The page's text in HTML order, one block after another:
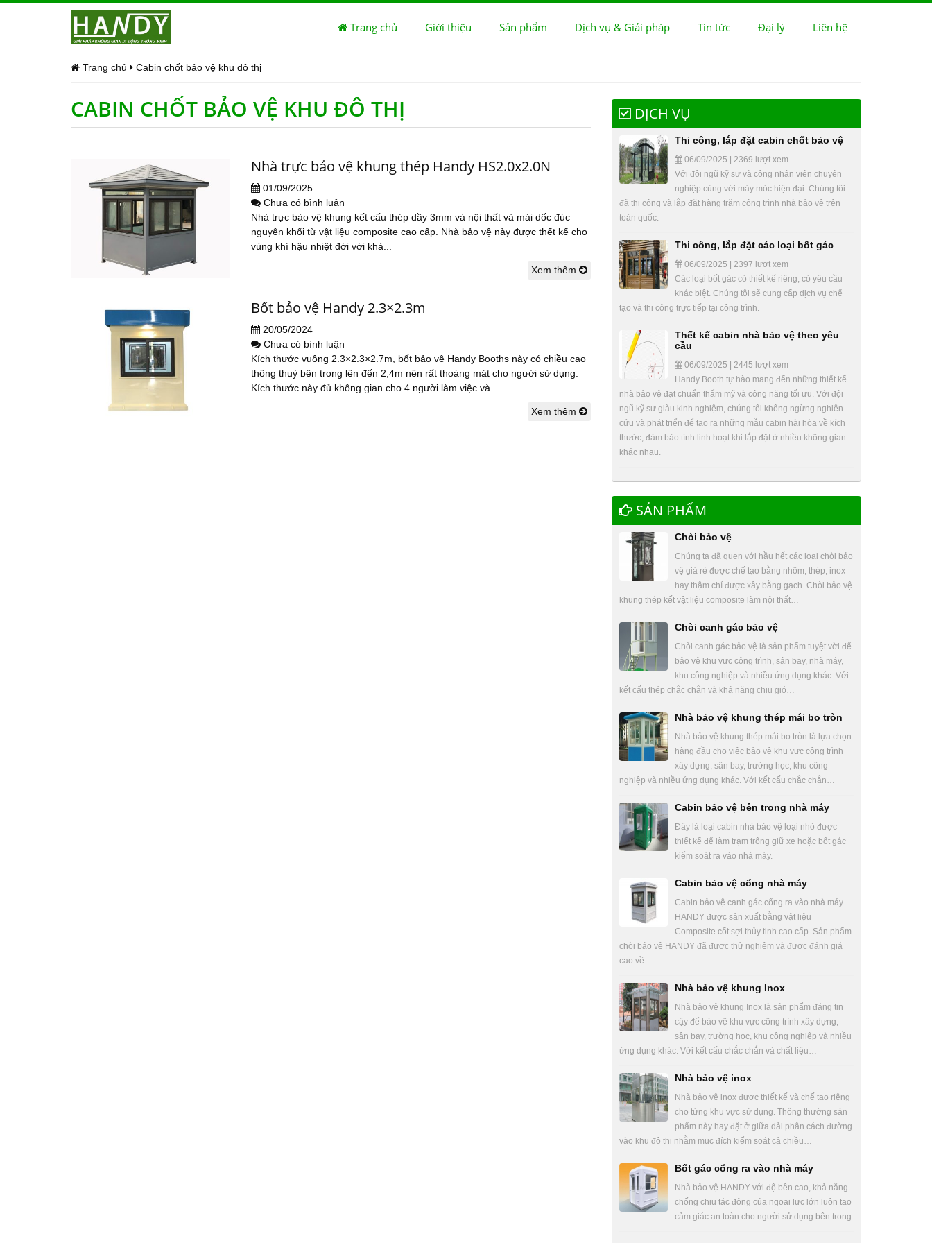
Trang chủ Giới thiệu Sản phẩm Dịch vụ & Giải pháp Tin tức Đại lý Liên hệ
Trang chủ Cabin chốt bảo vệ khu đô thị
CABIN CHỐT BẢO VỆ KHU ĐÔ THỊ
Nhà trực bảo vệ khung thép Handy HS2.0x2.0N
01/09/2025
Chưa có bình luận
Nhà trực bảo vệ khung kết cấu thép dầy 3mm và nội thất và mái dốc đúc
nguyên khối từ vật liệu composite cao cấp. Nhà bảo vệ này được thết kế cho
vùng khí hậu nhiệt đới với khả...
Xem thêm
Bốt bảo vệ Handy 2.3×2.3m
20/05/2024
Chưa có bình luận
Kích thước vuông 2.3×2.3×2.7m, bốt bảo vệ Handy Booths này có chiều cao
thông thuỷ bên trong lên đến 2,4m nên rất thoáng mát cho người sử dụng.
Kích thước này đủ không gian cho 4 người làm việc và...
Xem thêm
DỊCH VỤ
Thi công, lắp đặt cabin chốt bảo vệ
06/09/2025 | 2369 lượt xem
Với đội ngũ kỹ sư và công nhân viên chuyên
nghiệp cùng với máy móc hiện đại. Chúng tôi
đã thi công và lắp đặt hàng trăm công trình nhà bảo vệ trên
toàn quốc.
Thi công, lắp đặt các loại bốt gác
06/09/2025 | 2397 lượt xem
Các loại bốt gác có thiết kế riêng, có yêu cầu
khác biệt. Chúng tôi sẽ cung cấp dịch vụ chế
tạo và thi công trực tiếp tại công trình.
Thết kế cabin nhà bảo vệ theo yêu
cầu
06/09/2025 | 2445 lượt xem
Handy Booth tự hào mang đến những thiết kế
nhà bảo vệ đạt chuẩn thẩm mỹ và công năng tối ưu. Với đội
ngũ kỹ sư giàu kinh nghiệm, chúng tôi không ngừng nghiên
cứu và phát triển để tạo ra những mẫu cabin hài hòa về kích
thước, đảm bảo tính linh hoạt khi lắp đặt ở nhiều không gian
khác nhau.
SẢN PHẨM
Chòi bảo vệ
Chúng ta đã quen với hầu hết các loại chòi bảo
vệ giá rẻ được chế tạo bằng nhôm, thép, inox
hay thậm chí được xây bằng gạch. Chòi bảo vệ
khung thép kết vật liệu composite làm nội thất…
Chòi canh gác bảo vệ
Chòi canh gác bảo vệ là sản phẩm tuyệt vời để
bảo vệ khu vực công trình, sân bay, nhà máy,
khu công nghiệp và nhiều ứng dụng khác. Với
kết cấu thép chắc chắn và khả năng chịu gió…
Nhà bảo vệ khung thép mái bo tròn
Nhà bảo vệ khung thép mái bo tròn là lựa chọn
hàng đầu cho việc bảo vệ khu vực công trình
xây dựng, sân bay, trường học, khu công
nghiệp và nhiều ứng dụng khác. Với kết cấu chắc chắn…
Cabin bảo vệ bên trong nhà máy
Đây là loại cabin nhà bảo vệ loại nhỏ được
thiết kế để làm trạm trông giữ xe hoặc bốt gác
kiểm soát ra vào nhà máy.
Cabin bảo vệ cổng nhà máy
Cabin bảo vệ canh gác cổng ra vào nhà máy
HANDY được sản xuất bằng vật liệu
Composite cốt sợi thủy tinh cao cấp. Sản phẩm
chòi bảo vệ HANDY đã được thử nghiệm và được đánh giá
cao về…
Nhà bảo vệ khung Inox
Nhà bảo vệ khung Inox là sản phẩm đáng tin
cậy để bảo vệ khu vực công trình xây dựng,
sân bay, trường học, khu công nghiệp và nhiều
ứng dụng khác. Với kết cấu chắc chắn và chất liệu…
Nhà bảo vệ inox
Nhà bảo vệ inox được thiết kế và chế tạo riêng
cho từng khu vực sử dụng. Thông thường sản
phẩm này hay đặt ở giữa dải phân cách đường
vào khu đô thị nhằm mục đích kiểm soát cả chiều…
Bốt gác cổng ra vào nhà máy
Nhà bảo vệ HANDY với độ bền cao, khả năng
chống chịu tác động của ngoại lực lớn luôn tạo
cảm giác an toàn cho người sử dụng bên trong